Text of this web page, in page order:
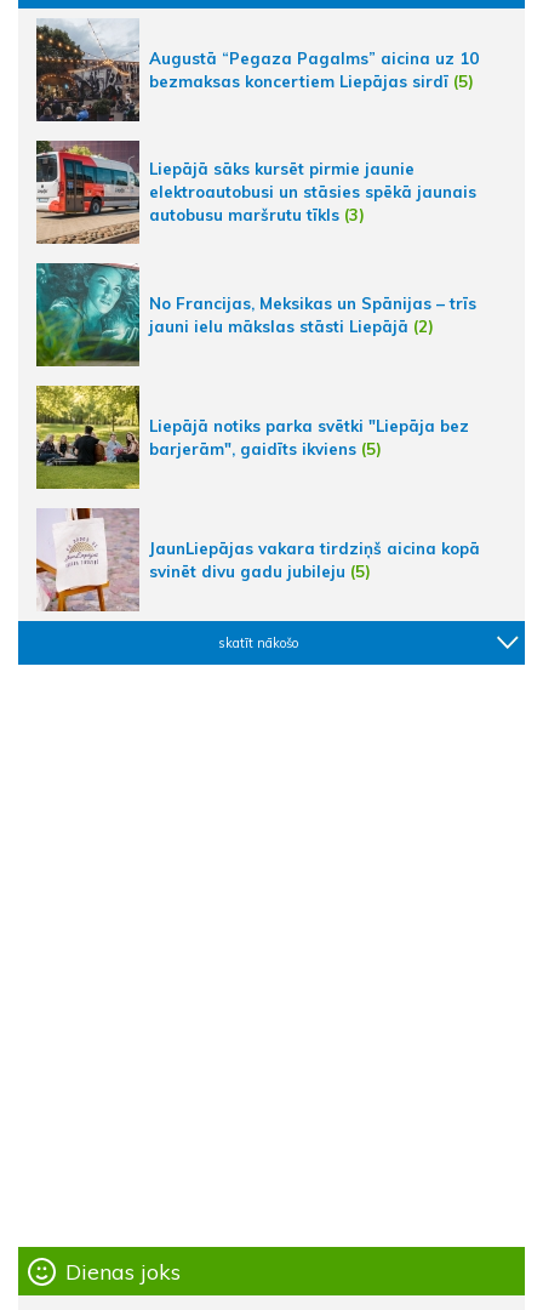
Augustā “Pegaza Pagalms” aicina uz 10
bezmaksas koncertiem Liepājas sirdī (5)
Liepājā sāks kursēt pirmie jaunie
elektroautobusi un stāsies spēkā jaunais
autobusu maršrutu tīkls (3)
No Francijas, Meksikas un Spānijas – trīs
jauni ielu mākslas stāsti Liepājā (2)
Liepājā notiks parka svētki "Liepāja bez
barjerām", gaidīts ikviens (5)
JaunLiepājas vakara tirdziņš aicina kopā
svinēt divu gadu jubileju (5)
skatīt nākošo
Dienas joks